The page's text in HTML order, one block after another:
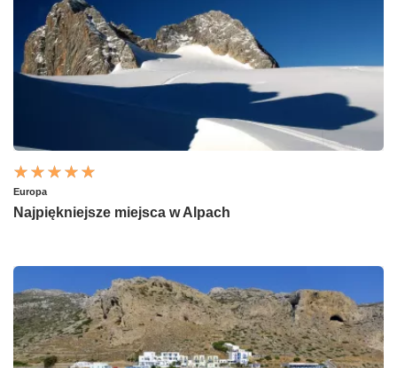
Europa
Najpiękniejsze miejsca w Alpach